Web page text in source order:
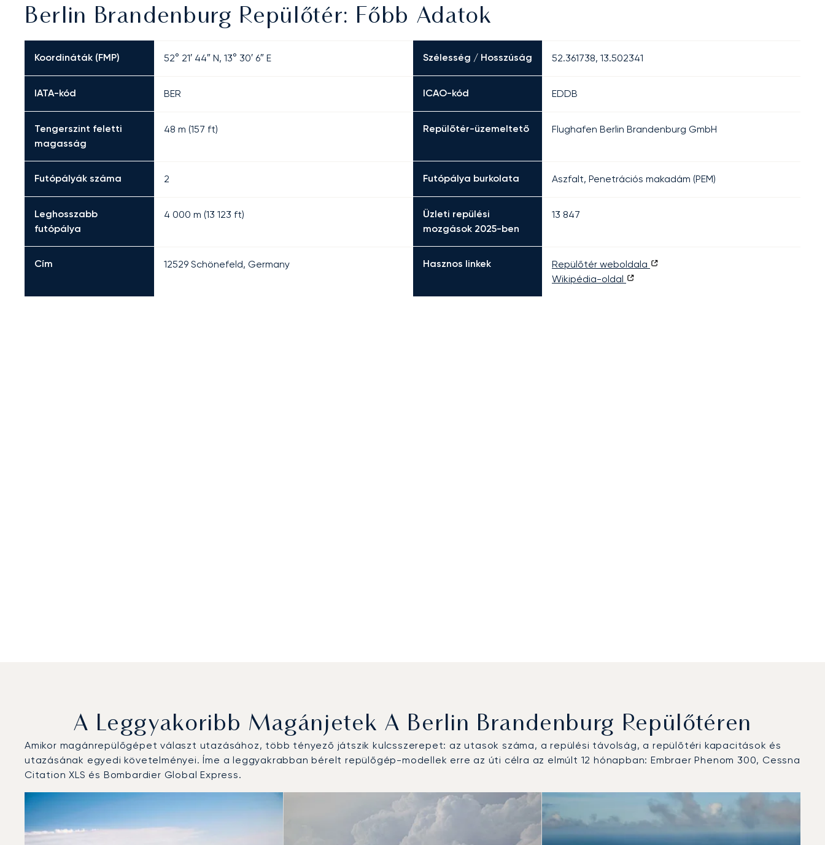
Berlin Brandenburg Repülőtér: Főbb Adatok
Koordináták (FMP) 52° 21′ 44″ N, 13° 30′ 6″ E Szélesség / Hosszúság 52.361738, 13.502341
IATA-kód BER ICAO-kód EDDB
Tengerszint feletti
magasság
48 m (157 ft) Repülőtér-üzemeltető Flughafen Berlin Brandenburg GmbH
Futópályák száma 2 Futópálya burkolata Aszfalt, Penetrációs makadám (PEM)
Leghosszabb
futópálya
4 000 m (13 123 ft)
Üzleti repülési
mozgások 2025-ben
13 847
Cím 12529 Schönefeld, Germany Hasznos linkek
Repülőtér weboldala
Wikipédia-oldal
A Leggyakoribb Magánjetek A Berlin Brandenburg Repülőtéren
Amikor magánrepülőgépet választ utazásához, több tényező játszik kulcsszerepet: az utasok száma, a repülési távolság, a repülőtéri kapacitások és
utazásának egyedi követelményei. Íme a leggyakrabban bérelt repülőgép-modellek erre az úti célra az elmúlt 12 hónapban: Embraer Phenom 300, Cessna
Citation XLS és Bombardier Global Express.
Berlin Brandenburg Repülőtér : A 3 legtöbbet repült repülőgép-típus a repülési forgalom száma alapján 2025-ben
Repülőgép fotója Repülőgép-típus
Repülési forgalom 2025-ben
Ülőhelyek
Sebesség (km/h)
Sebesség (csomó)
Hatótávolság (km)Hatótávolság (NM)